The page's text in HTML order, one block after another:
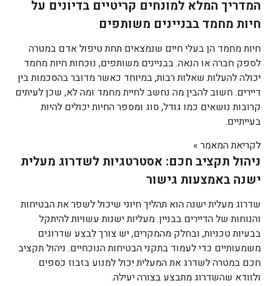
המדריך המלא למונחים קריטיים בדיונים על
חיות מחמד בבניינים משותפים
חיות מחמד הן בעלי חיים שנמצאים תחת טיפול אדם במטרה
לספק חברה או הנאה. בבניינים משותפים, נוכחות חיות מחמד
יכולה להעלות שאלות רבות, במיוחד כאשר מדובר בהסכמות בין
דיירים. חשוב להבין מה נחשב לחיית מחמד ומה לא, שכן לעיתים
קרובות נושאים כמו גודל, סוג ומספר החיות יכולים להיות
בעייתיים.
לקריאת המאמר »
ניהול תקציב חכם: אסטרטגיות לשדרוג מעלית
ישנה באמצעות גישור
שדרוג מעלית ישנה הוא תהליך חיוני שיכול לשפר את הבטיחות
והנוחות של הדיירים בבניין. מעליות ישנות עשויות להיתקל
בבעיות טכניות, ובחלק מהמקרים, יש צורך לבצע שדרוגים
משמעותיים כדי לעמוד בתקני הבטיחות הנוכחיים. ניהול תקציב
חכם במטרה לשדרג את המעלית יכול למנוע בזבוז כספים
ולוודא שהשדרוג מתבצע בצורה יעילה.